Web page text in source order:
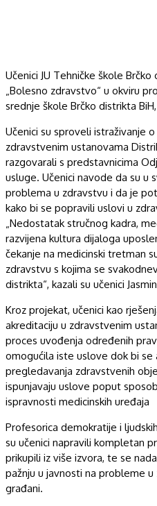
Učenici JU Tehničke škole
„Bolesno zdravstvo“ u okviru
srednje škole Brčko distrikta
Učenici su sproveli istraživanje
zdravstvenim ustanovama
razgovarali s predstavnicima
usluge. Učenici navode da su u
problema u zdravstvu i da je
kako bi se popravili uslovi u
„Nedostatak stručnog kadra,
razvijena kultura dijaloga
čekanje na medicinski tretman
zdravstvu s kojima se
distrikta“, kazali su učenici
Kroz projekat, učenici kao
akreditaciju u zdravstvenim
proces uvođenja određenih
omogućila iste uslove dok bi
pregledavanja zdravstvenih
ispunjavaju uslove poput
ispravnosti medicinskih uređaja
Profesorica demokratije i
su učenici napravili kompletan
prikupili iz više izvora, te se
pažnju u javnosti na probleme
građani.